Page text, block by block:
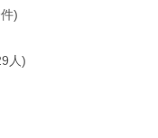
件)
人)